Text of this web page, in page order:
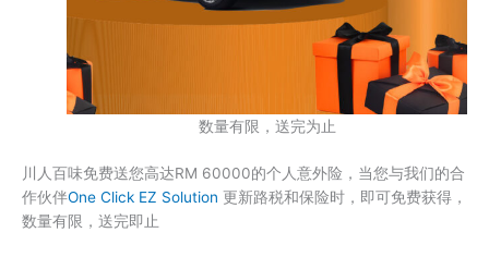
数量有限，送完为止
川人百味免费送您高达RM 60000的个人意外险，当您与我们的合
作伙伴One Click EZ Solution 更新路税和保险时，即可免费获得，
数量有限，送完即止